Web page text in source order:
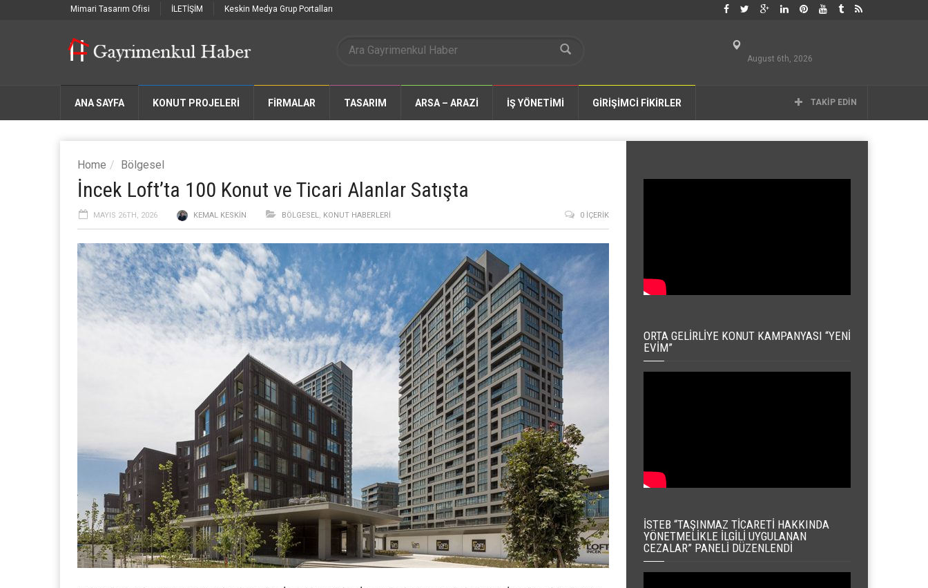
Mimari Tasarım Ofisi İLETİŞİM Keskin Medya Grup Portalları
August 6th, 2026
ANA SAYFA KONUT PROJELERİ FIRMALAR TASARIM ARSA – ARAZİ İŞ YÖNETİMİ GİRİŞİMCİ FİKİRLER TAKIP EDIN
Home Bölgesel
İncek Loft’ta 100 Konut ve Ticari Alanlar Satışta
MAYIS 26TH, 2026 KEMAL KESKIN BÖLGESEL, KONUT HABERLERI 0 İÇERIK
ORTA GELIRLIYE KONUT KAMPANYASI “YENI
EVIM”
İSTEB “TAŞINMAZ TICARETI HAKKINDA
YÖNETMELIKLE İLGILI UYGULANAN
CEZALAR” PANELI DÜZENLENDI